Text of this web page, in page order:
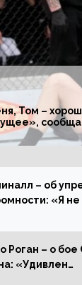
Том –
– об
«Я
Роган – о бое
«Удивлен